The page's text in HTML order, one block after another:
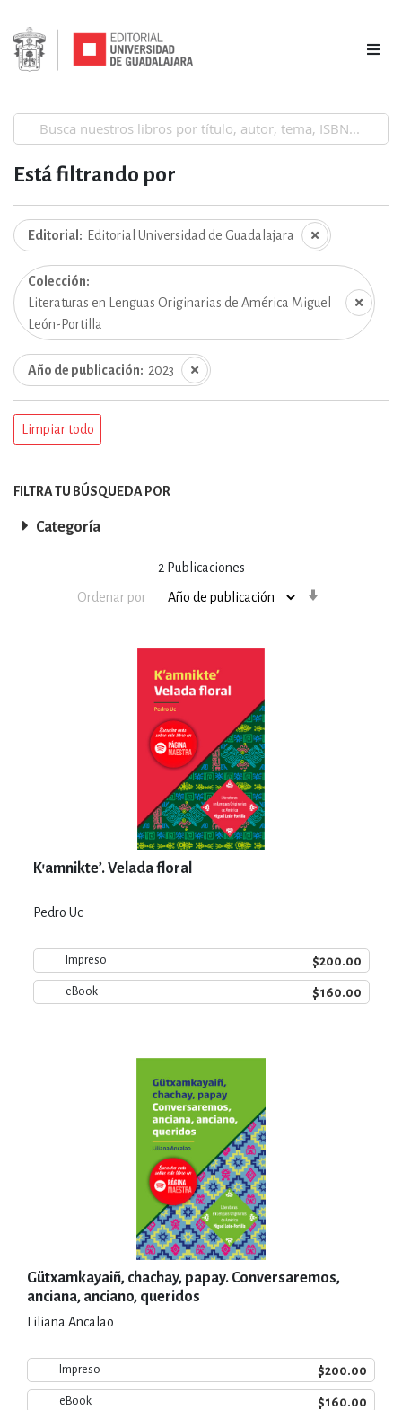
2 Publicaciones
Ordenar por
K’amnikte’. Velada floral
Pedro Uc
Impreso $200.00
eBook $160.00
Gütxamkayaiñ, chachay, papay. Conversaremos,
anciana, anciano, queridos
Liliana Ancalao
Impreso $200.00
eBook $160.00
Está filtrando por
Editorial Editorial Universidad de Guadalajara
Colección
Literaturas en Lenguas Originarias de América Miguel
León-Portilla
Año de publicación 2023
Limpiar todo
FILTRA TU BÚSQUEDA POR
Categoría